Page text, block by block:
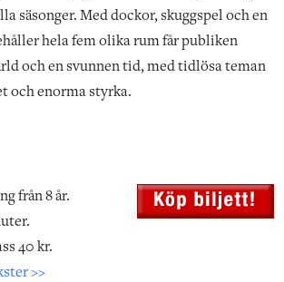
säsonger. Med dockor, skuggspel och en
hela fem olika rum får publiken
och en svunnen tid, med tidlösa teman
och enorma styrka.
från 8 år.
40 kr.
>>